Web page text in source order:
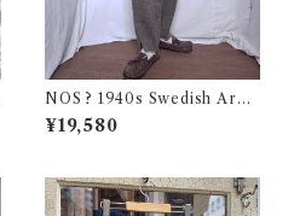
NOS ? 1940s Swedish Arm
y Wool Pants / デッドストッ
ク？ユーロ ミリタリー スウェ
¥19,580